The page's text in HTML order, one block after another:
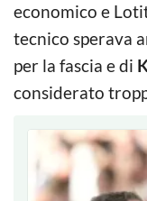
economico e
tecnico sperava
per la fascia e di
considerato